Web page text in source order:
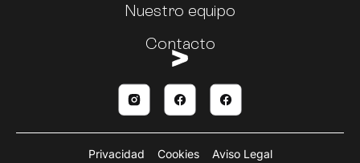
Nuestro equipo
Contacto
Privacidad Cookies Aviso Legal